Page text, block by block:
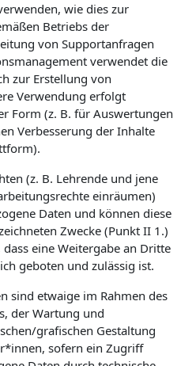
wie dies zur
Betriebs der
von Supportanfragen
verwendet die
zur Erstellung von
Verwendung erfolgt
Form (z. B. für Auswertungen
Verbesserung der Inhalte
(z. B. Lehrende und jene
einräumen)
Daten und können diese
Zwecke (Punkt II 1.)
eine Weitergabe an Dritte
geboten und zulässig ist.
sind etwaige im Rahmen des
der Wartung und
grafischen Gestaltung
sofern ein Zugriff